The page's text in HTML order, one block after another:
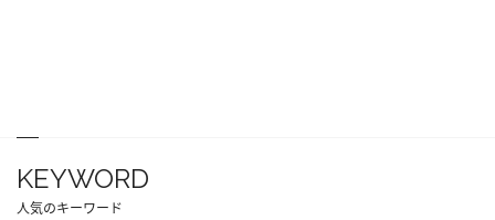
KEYWORD
人気のキーワード